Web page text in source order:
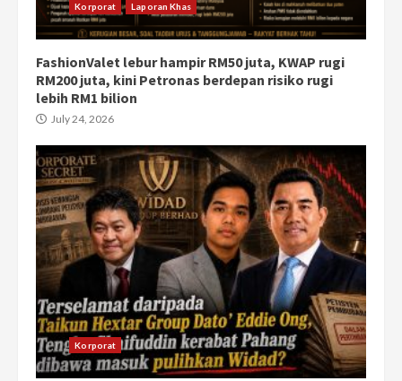
Korporat Laporan Khas
FashionValet lebur hampir RM50 juta, KWAP rugi
RM200 juta, kini Petronas berdepan risiko rugi
lebih RM1 bilion
July 24, 2026
Korporat